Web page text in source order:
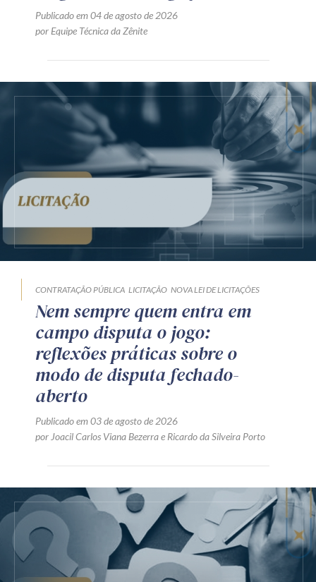
Publicado em 04 de agosto de 2026
por Equipe Técnica da Zênite
CONTRATAÇÃO PÚBLICA LICITAÇÃO NOVA LEI DE LICITAÇÕES
Nem sempre quem entra em
campo disputa o jogo:
reflexões práticas sobre o
modo de disputa fechado-
aberto
Publicado em 03 de agosto de 2026
por Joacil Carlos Viana Bezerrae Ricardo da Silveira Porto